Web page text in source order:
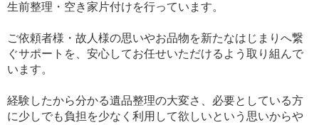
生前整理・空き家片付けを行っています。
ご依頼者様・故人様の思いやお品物を新たなはじまりへ繋
ぐサポートを、安心してお任せいただけるよう取り組んで
います。
経験したから分かる遺品整理の大変さ、必要としている方
に少しでも負担を少なく利用して欲しいという思いからや